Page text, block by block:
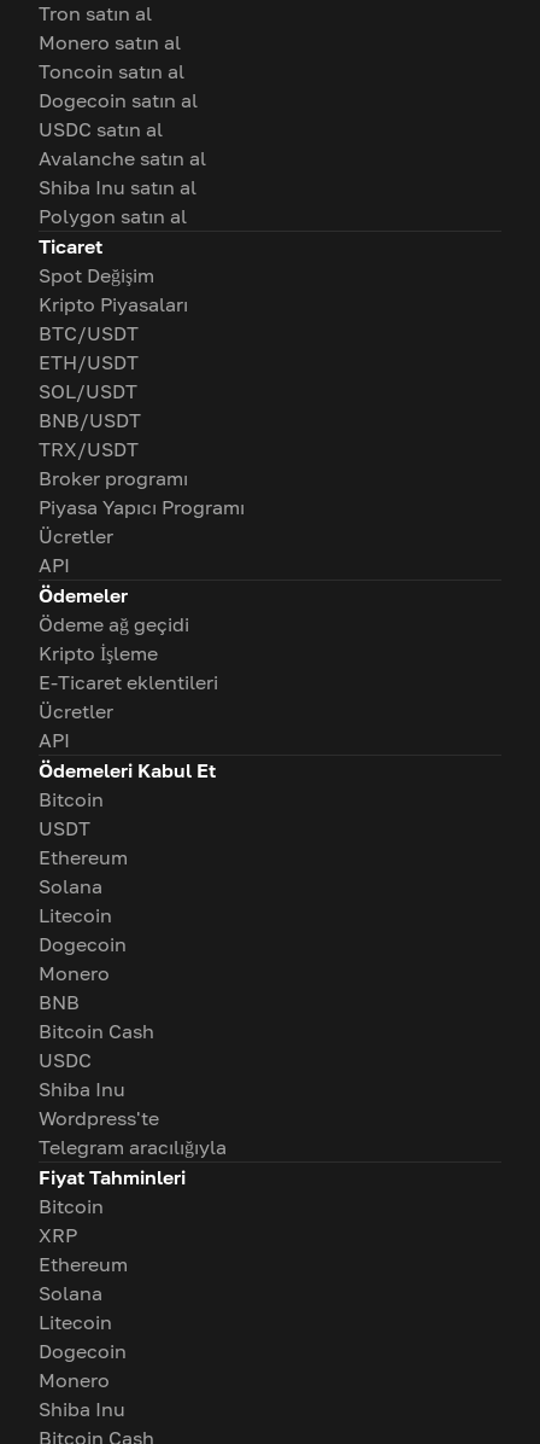
Tron satın al
Monero satın al
Toncoin satın al
Dogecoin satın al
USDC satın al
Avalanche satın al
Shiba Inu satın al
Polygon satın al
Ticaret
Spot Değişim
Kripto Piyasaları
BTC/USDT
ETH/USDT
SOL/USDT
BNB/USDT
TRX/USDT
Broker programı
Piyasa Yapıcı Programı
Ücretler
API
Ödemeler
Ödeme ağ geçidi
Kripto İşleme
E-Ticaret eklentileri
Ücretler
API
Ödemeleri Kabul Et
Bitcoin
USDT
Ethereum
Solana
Litecoin
Dogecoin
Monero
BNB
Bitcoin Cash
USDC
Shiba Inu
Wordpress'te
Telegram aracılığıyla
Fiyat Tahminleri
Bitcoin
XRP
Ethereum
Solana
Litecoin
Dogecoin
Monero
Shiba Inu
Bitcoin Cash